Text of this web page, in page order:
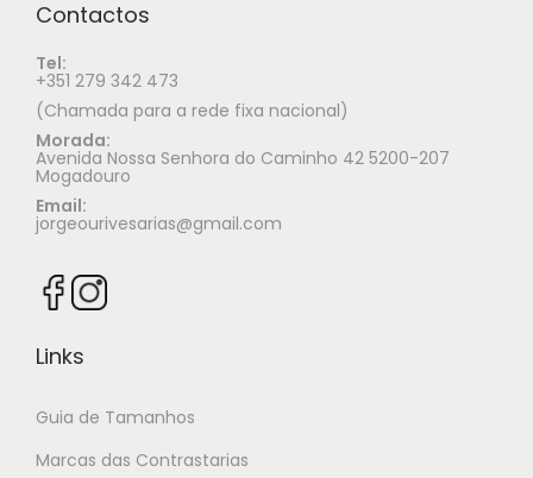
Contactos
Tel:
+351 279 342 473
(Chamada para a rede fixa nacional)
Morada:
Avenida Nossa Senhora do Caminho 42 5200-207
Mogadouro
Email:
jorgeourivesarias@gmail.com
Links
Guia de Tamanhos
Marcas das Contrastarias